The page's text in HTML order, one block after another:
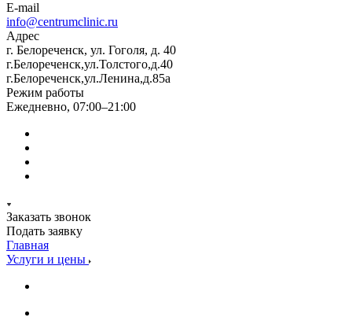
E-mail
info@centrumclinic.ru
Адрес
г. Белореченск, ул. Гоголя, д. 40
г.Белореченск,ул.Толстого,д.40
г.Белореченск,ул.Ленина,д.85а
Режим работы
Ежедневно, 07:00–21:00
Заказать звонок
Подать заявку
Главная
Услуги и цены